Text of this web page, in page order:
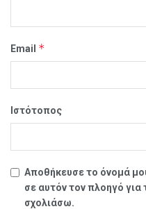
Email *
Ιστότοπος
Αποθήκευσε το όνομά
σε αυτόν τον πλοηγό
σχολιάσω.